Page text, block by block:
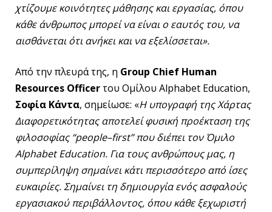
χτίζουμε κοινότητες μάθησης και εργασίας, όπου
κάθε άνθρωπος μπορεί να είναι ο εαυτός του, να
αισθάνεται ότι ανήκει και να εξελίσσεται».
Από την πλευρά της, η Group Chief Human
Resources Officerτου Ομίλου Alphabet Education,
Σοφία Κάντα, σημείωσε: «Η υπογραφή της Χάρτας
Διαφορετικότητας αποτελεί φυσική προέκταση της
φιλοσοφίας “people–first” που διέπει τον Όμιλο
Alphabet Education. Για τους ανθρώπους μας, η
συμπερίληψη σημαίνει κάτι περισσότερο από ίσες
ευκαιρίες. Σημαίνει τη δημιουργία ενός ασφαλούς
εργασιακού περιβάλλοντος, όπου κάθε ξεχωριστή